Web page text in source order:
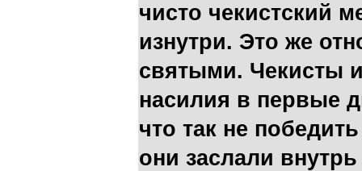
чисто чекистский
изнутри. Это же
святыми. Чекисты
насилия в первые
что так не
они заслали